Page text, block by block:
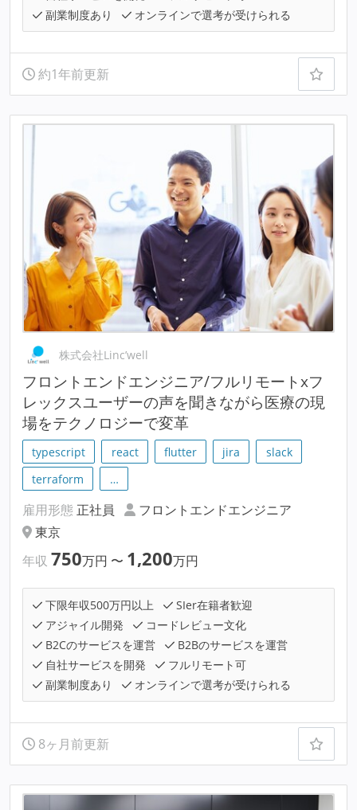
副業制度あり
オンラインで選考が受けられる
約1年前更新
株式会社Linc’well
フロントエンドエンジニア/フルリモートxフ
レックスユーザーの声を聞きながら医療の現
場をテクノロジーで変革
typescript react flutter jira
slack
terraform
…
雇用形態 正社員
フロントエンドエンジニア
東京
年収 750万円 〜 1,200万円
下限年収500万円以上
SIer在籍者歓迎
アジャイル開発
コードレビュー文化
B2Cのサービスを運営
B2Bのサービスを運営
自社サービスを開発
フルリモート可
副業制度あり
オンラインで選考が受けられる
8ヶ月前更新